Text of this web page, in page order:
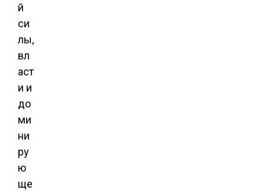
й
си
лы,
вл
аст
и и
до
ми
ни
ру
ю
ще